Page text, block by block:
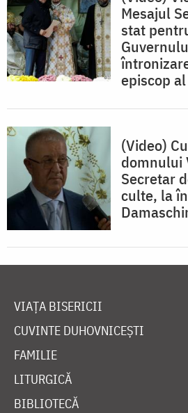
Mesajul
stat
episcop
(Video)
domnului
Secretar
culte, la
VIAȚA BISERICII
CUVINTE DUHOVNICEȘTI
FAMILIE
LITURGICĂ
BIBLIOTECĂ